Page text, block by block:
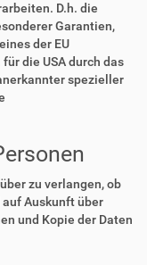
D.h. die
Garantien,
der EU
die USA durch das
spezieller
zu verlangen, ob
Auskunft über
und Kopie der Daten